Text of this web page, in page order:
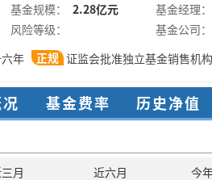
基金规模：
2.28亿元
风险等级：
基金经理：
基金公司：
年 正规 证监会批准独立基金销售机构
基金费率 历史净值
月 近六月 今